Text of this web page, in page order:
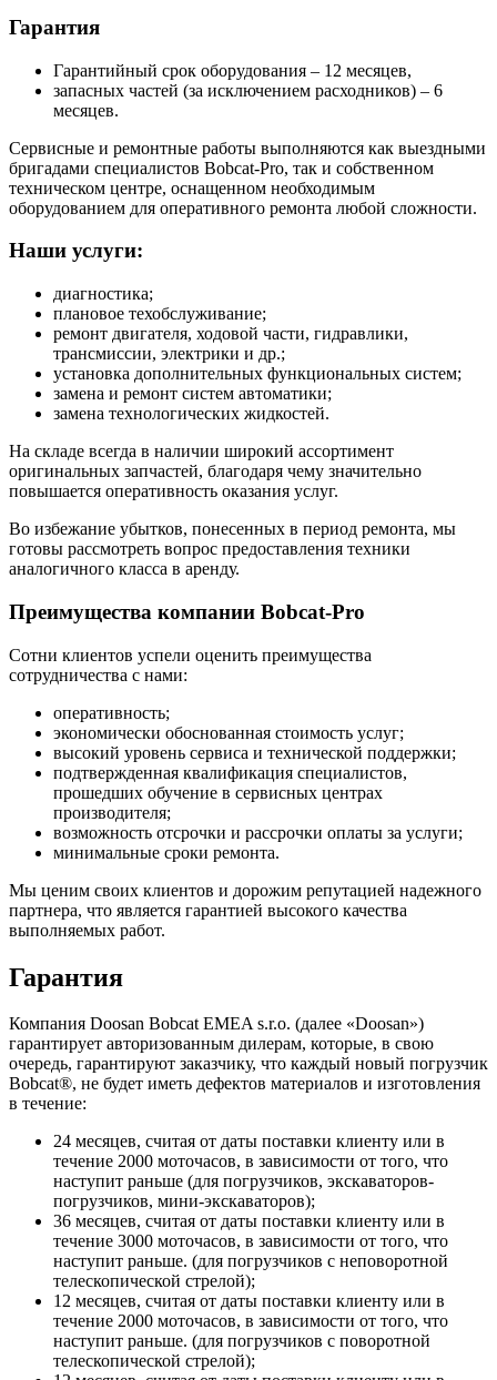
Гарантия
Гарантийный срок оборудования – 12 месяцев,
запасных частей (за исключением расходников) – 6
месяцев.
Сервисные и ремонтные работы выполняются как выездными
бригадами специалистов Bobcat-Pro, так и собственном
техническом центре, оснащенном необходимым
оборудованием для оперативного ремонта любой сложности.
Наши услуги:
диагностика;
плановое техобслуживание;
ремонт двигателя, ходовой части, гидравлики,
трансмиссии, электрики и др.;
установка дополнительных функциональных систем;
замена и ремонт систем автоматики;
замена технологических жидкостей.
На складе всегда в наличии широкий ассортимент
оригинальных запчастей, благодаря чему значительно
повышается оперативность оказания услуг.
Во избежание убытков, понесенных в период ремонта, мы
готовы рассмотреть вопрос предоставления техники
аналогичного класса в аренду.
Преимущества компании Bobcat-Pro
Сотни клиентов успели оценить преимущества
сотрудничества с нами:
оперативность;
экономически обоснованная стоимость услуг;
высокий уровень сервиса и технической поддержки;
подтвержденная квалификация специалистов,
прошедших обучение в сервисных центрах
производителя;
возможность отсрочки и рассрочки оплаты за услуги;
минимальные сроки ремонта.
Мы ценим своих клиентов и дорожим репутацией надежного
партнера, что является гарантией высокого качества
выполняемых работ.
Гарантия
Компания Doosan Bobcat EMEA s.r.o. (далее «Doosan»)
гарантирует авторизованным дилерам, которые, в свою
очередь, гарантируют заказчику, что каждый новый погрузчик
Bobcat®, не будет иметь дефектов материалов и изготовления
в течение:
24 месяцев, считая от даты поставки клиенту или в
течение 2000 моточасов, в зависимости от того, что
наступит раньше (для погрузчиков, экскаваторов-
погрузчиков, мини-экскаваторов);
36 месяцев, считая от даты поставки клиенту или в
течение 3000 моточасов, в зависимости от того, что
наступит раньше. (для погрузчиков с неповоротной
телескопической стрелой);
12 месяцев, считая от даты поставки клиенту или в
течение 2000 моточасов, в зависимости от того, что
наступит раньше. (для погрузчиков с поворотной
телескопической стрелой);